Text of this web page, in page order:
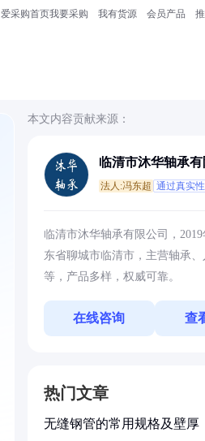
爱采购首页我要采购 我有货源 会员产品
本文内容贡献来源：
临清市沐华轴承有
法人:冯东超 通过真实
临清市沐华轴承有限公司，
东省聊城市临清市，主营轴承、
等，产品多样，权威可靠。
在线咨询 查
热门文章
无缝钢管的常用规格及壁厚